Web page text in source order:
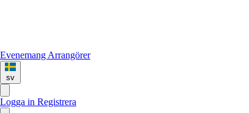
Evenemang Arrangörer
sv
Logga in Registrera